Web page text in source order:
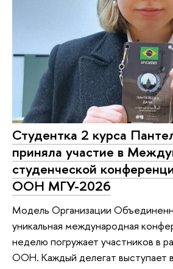
Студентка 2 курса
приняла участие в
студенческой
ООН МГУ-2026
Модель Организации
уникальная международная
неделю погружает участников в
ООН. Каждый делегат выступает